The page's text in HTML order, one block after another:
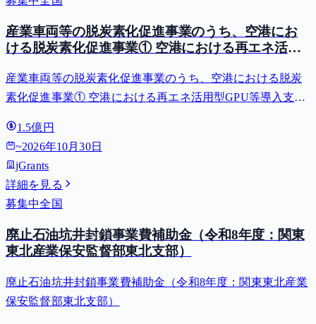
産業車両等の脱炭素化促進事業のうち、空港にお
ける脱炭素化促進事業① 空港における再エネ活用
費等補助金）
産業車両等の脱炭素化促進事業のうち、空港における脱炭
素化促進事業① 空港における再エネ活用型GPU等導入支援
1.5億円
~2026年10月30日
jGrants
詳細を見る
募集中全国
廃止石油坑井封鎖事業費補助金（令和8年度：関東
東北産業保安監督部東北支部）
廃止石油坑井封鎖事業費補助金（令和8年度：関東東北産業
保安監督部東北支部）